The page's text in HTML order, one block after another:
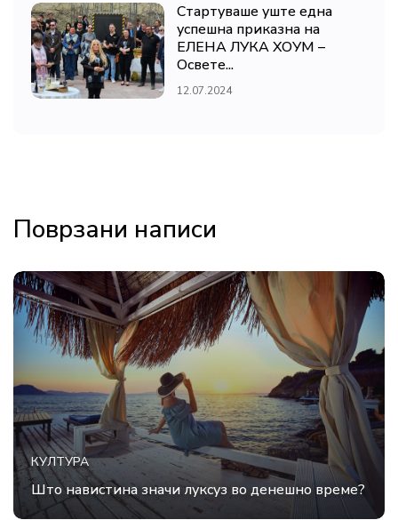
Стартуваше уште една
успешна приказна на
ЕЛЕНА ЛУКА ХОУМ –
Освете...
12.07.2024
Поврзани написи
КУЛТУРА
Што навистина значи луксуз во денешно време?